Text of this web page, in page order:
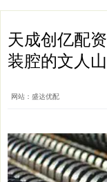
天成创亿配
装腔的文人
网站：盛达优配